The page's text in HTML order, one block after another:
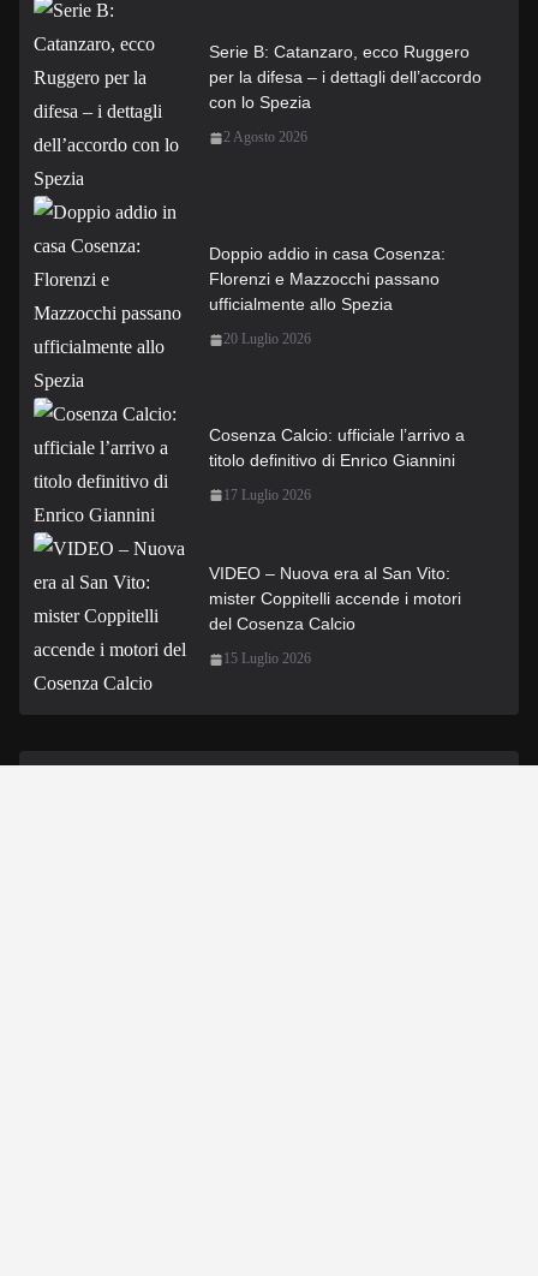
Serie B: Catanzaro, ecco Ruggero
per la difesa – i dettagli dell’accordo
con lo Spezia
2 Agosto 2026
Doppio addio in casa Cosenza:
Florenzi e Mazzocchi passano
ufficialmente allo Spezia
20 Luglio 2026
Cosenza Calcio: ufficiale l’arrivo a
titolo definitivo di Enrico Giannini
17 Luglio 2026
VIDEO – Nuova era al San Vito:
mister Coppitelli accende i motori
del Cosenza Calcio
15 Luglio 2026